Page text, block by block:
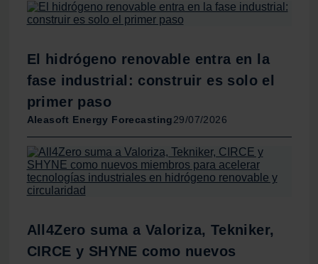
el contenido y los anuncios, ofrecer funciones de redes
sociales y analizar el tráfico. Además, compartimos
nuestros partners de redes sociales, publicidad y análisis
web, quienes pueden combinarla con otra información
que les haya proporcionado o que hayan recopilado a
partir del uso que haya hecho de sus servicios.
El hidrógeno renovable entra en la
fase industrial: construir es solo el
primer paso
Aleasoft Energy Forecasting29/07/2026
All4Zero suma a Valoriza, Tekniker,
CIRCE y SHYNE como nuevos